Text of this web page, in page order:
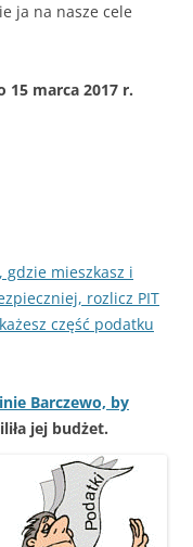
ja na nasze cele
15 marca 2017 r.
gdzie mieszkasz i
rozlicz PIT
część podatku
Barczewo, by
jej budżet.